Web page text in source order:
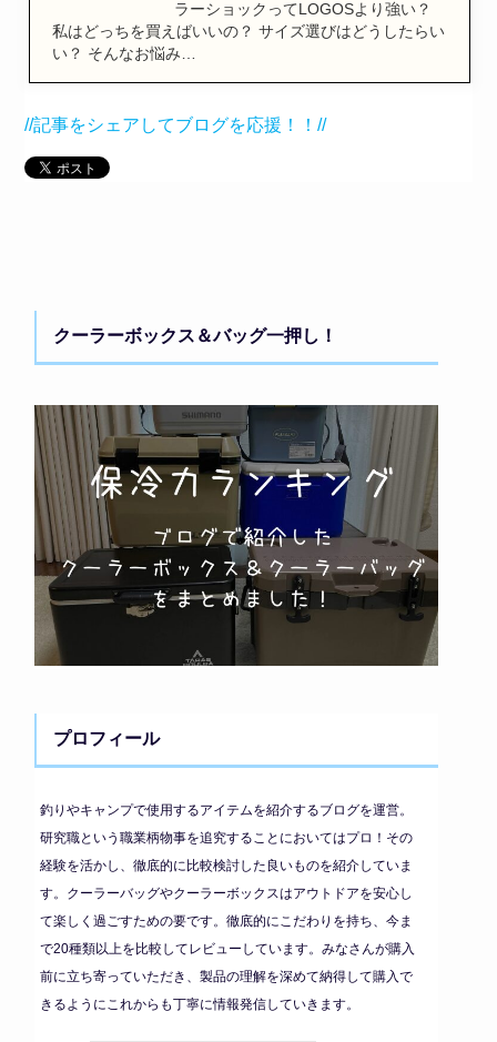
ラーショックってLOGOSより強い？
私はどっちを買えばいいの？ サイズ選びはどうしたらい
い？ そんなお悩み…
//記事をシェアしてブログを応援！！//
クーラーボックス＆バッグ一押し！
プロフィール
釣りやキャンプで使用するアイテムを紹介するブログを運営。
研究職という職業柄物事を追究することにおいてはプロ！その
経験を活かし、徹底的に比較検討した良いものを紹介していま
す。クーラーバッグやクーラーボックスはアウトドアを安心し
て楽しく過ごすための要です。徹底的にこだわりを持ち、今ま
で20種類以上を比較してレビューしています。みなさんが購入
前に立ち寄っていただき、製品の理解を深めて納得して購入で
きるようにこれからも丁寧に情報発信していきます。